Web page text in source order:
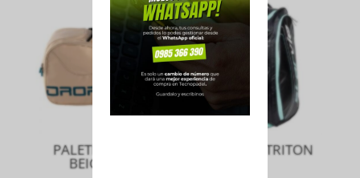
PALETERO EGAN
BEIGE 2025
PALETERO TRITON